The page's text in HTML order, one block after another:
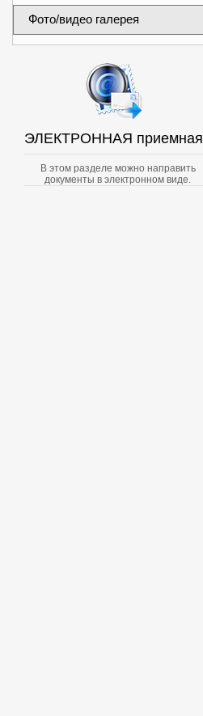
Фото/видео галерея
ЭЛЕКТРОННАЯ приемная
В этом разделе можно направить
документы в электронном виде.